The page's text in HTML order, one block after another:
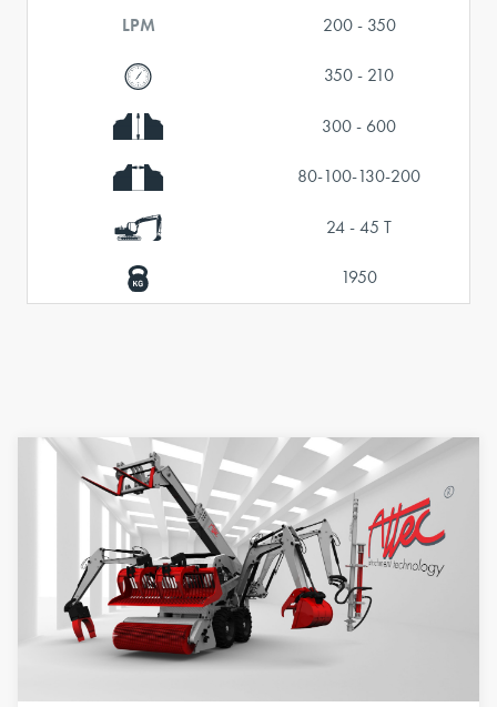
LPM 200 - 350
350 - 210
300 - 600
80-100-130-200
24 - 45 T
1950